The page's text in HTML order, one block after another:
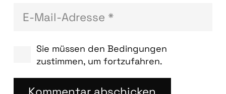
Sie müssen den Bedingungen
zustimmen, um fortzufahren.